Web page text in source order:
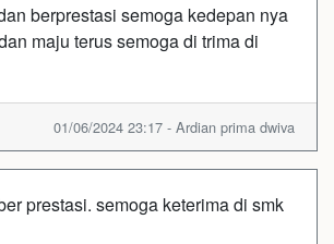
berprestasi semoga kedepan nya
maju terus semoga di trima di
01/06/2024 23:17 - Ardian prima dwiva
prestasi. semoga keterima di smk